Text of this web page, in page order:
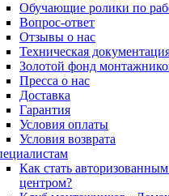
Обучающие ролики по
Вопрос-ответ
Отзывы о нас
Техническая
Золотой фонд
Пресса о нас
Доставка
Гарантия
Условия оплаты
Условия возврата
Как стать
центром?